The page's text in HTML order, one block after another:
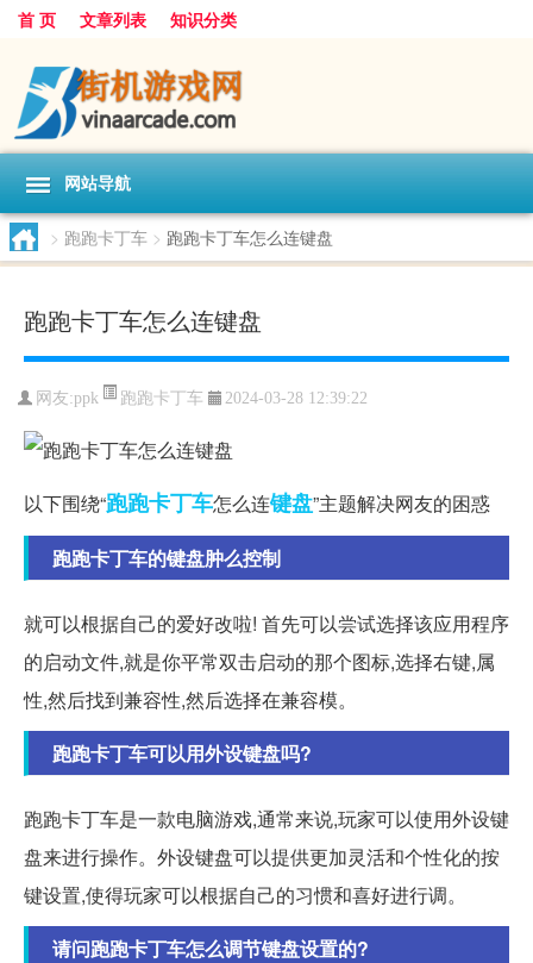
首 页 文章列表 知识分类
网站导航
> 跑跑卡丁车 > 跑跑卡丁车怎么连键盘
跑跑卡丁车怎么连键盘
网友:ppk 跑跑卡丁车 2024-03-28 12:39:22
以下围绕“跑跑卡丁车怎么连键盘”主题解决网友的困惑
跑跑卡丁车的键盘肿么控制
就可以根据自己的爱好改啦! 首先可以尝试选择该应用程序
的启动文件,就是你平常双击启动的那个图标,选择右键,属
性,然后找到兼容性,然后选择在兼容模。
跑跑卡丁车可以用外设键盘吗?
跑跑卡丁车是一款电脑游戏,通常来说,玩家可以使用外设键
盘来进行操作。外设键盘可以提供更加灵活和个性化的按
键设置,使得玩家可以根据自己的习惯和喜好进行调。
请问跑跑卡丁车怎么调节键盘设置的?